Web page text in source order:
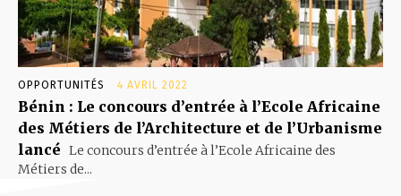
OPPORTUNITÉS 4 AVRIL 2022
Bénin : Le concours d’entrée à l’Ecole Africaine
des Métiers de l’Architecture et de l’Urbanisme
lancé Le concours d’entrée à l’Ecole Africaine des
Métiers de...